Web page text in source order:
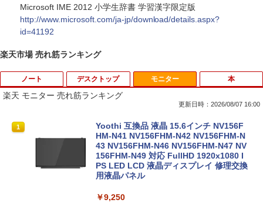
Microsoft IME 2012 小学生辞書 学習漢字限定版
http://www.microsoft.com/ja-jp/download/details.aspx?
id=41192
楽天市場 売れ筋ランキング
ノート
1
ノートパソコン 極軽量約965g 富士通 LI
FEBOOK U748 14インチ 高性能第7世代
Core i5-7300U カメラ内蔵 メモリ最大16
GB SSD1TB 薄い軽い FHD液晶 type-C
WIFI Bluetooth Office付き 5GWIFI Blu
etooth最新MicrosoftOffice2024可 Win
デスクトップ
1
超得10％OFF｜買い替えならこれ!! Micr
osoft office付き デスクトップパソコン
中古デスクトップ 第8世代 メモリ8GB S
SD256GB HDD500GB Windows11 セッ
ト購入可能 単品 NEC デスクトップ PC
パソコン 中古 おすすめ デスクトップパ
モニター
楽天 モニター 売れ筋ランキング
更新日時：2026/08/07 16:00
1
Yoothi 互換品 液晶 15.6インチ NV156F
HM-N41 NV156FHM-N42 NV156FHM-N
43 NV156FHM-N46 NV156FHM-N47 NV
156FHM-N49 対応 FullHD 1920x1080 I
PS LED LCD 液晶ディスプレイ 修理交換
用液晶パネル
￥9,250
本